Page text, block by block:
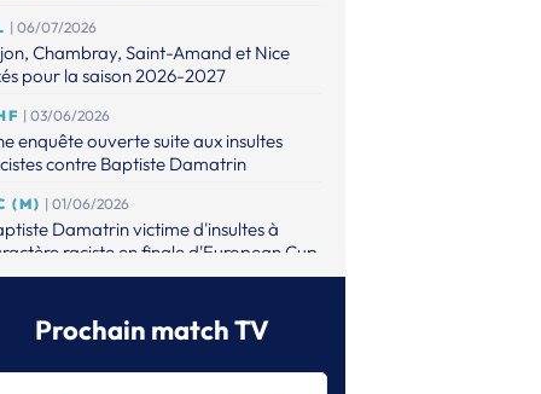
| 06/07/2026
Chambray, Saint-Amand et Nice
pour la saison 2026-2027
| 03/06/2026
enquête ouverte suite aux insultes
contre Baptiste Damatrin
(M) | 01/06/2026
Damatrin victime d'insultes à
raciste en finale d'European Cup
s’offre le premier titre européen
son histoire
Prochain match TV